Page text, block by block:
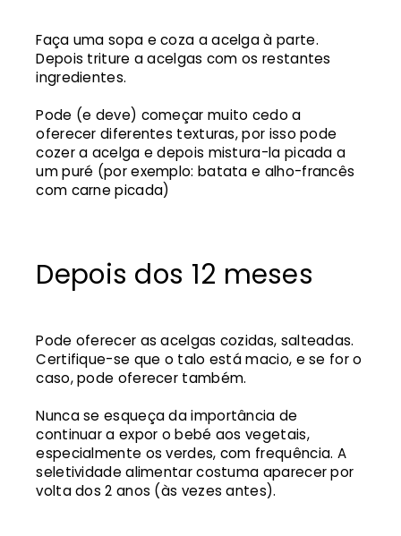
Faça uma sopa e coza a acelga à parte.
Depois triture a acelgas com os restantes
ingredientes.
Pode (e deve) começar muito cedo a
oferecer diferentes texturas, por isso pode
cozer a acelga e depois mistura-la picada a
um puré (por exemplo: batata e alho-francês
com carne picada)
Depois dos 12 meses
Pode oferecer as acelgas cozidas, salteadas.
Certifique-se que o talo está macio, e se for o
caso, pode oferecer também.
Nunca se esqueça da importância de
continuar a expor o bebé aos vegetais,
especialmente os verdes, com frequência. A
seletividade alimentar costuma aparecer por
volta dos 2 anos (às vezes antes).